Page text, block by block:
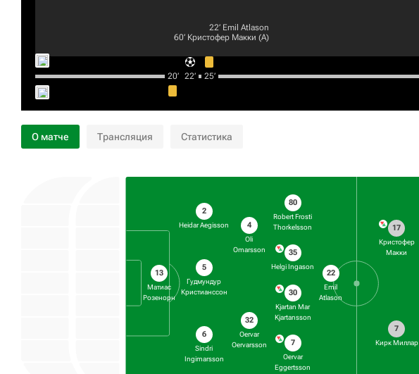
22‎’‎ Emil Atlason
60‎’‎ Кристофер Макки (А)
20‎’‎ 22‎’‎ 25‎’‎
О матче Трансляция Статистика
13
Матиас
Розенорн
2
Heidar Aegisson
5
Гудмундур
Кристианссон
6
Sindri
Ingimarsson
4
Oli
Omarsson
32
Oervar
Oervarsson
80
Robert Frosti
Thorkelsson
35
Helgi Ingason
30
Kjartan Mar
Kjartansson
7
Oervar
Eggertsson
22
Emil
Atlason
17
Кристофер
Макки
7
Кирк Миллар